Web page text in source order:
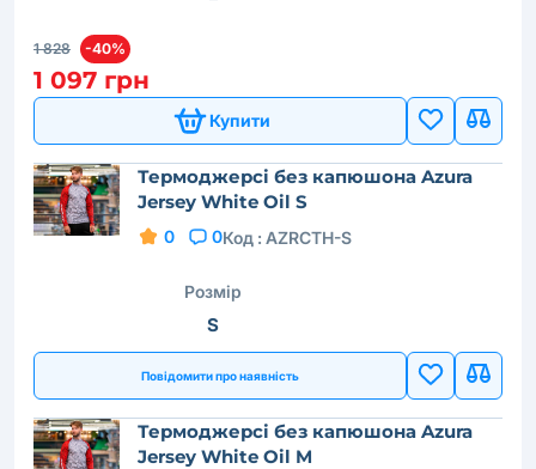
1 828 -40%
1 097 грн
Купити
Термоджерсі без капюшона Azura
Jersey White Oil S
0 0Код : AZRCTH-S
Розмір
S
Повідомити про наявність
Термоджерсі без капюшона Azura
Jersey White Oil M